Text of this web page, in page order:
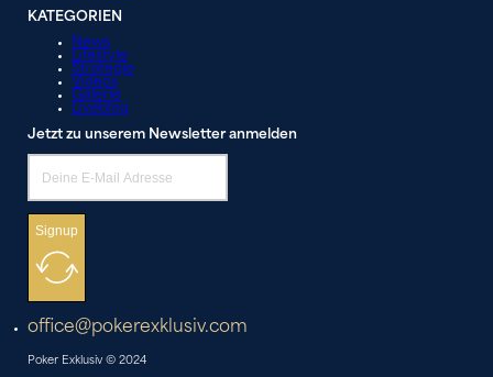
KATEGORIEN
News
Lifestyle
Strategie
Videos
Galerie
Liveblog
Jetzt zu unserem Newsletter anmelden
Signup
office@pokerexklusiv.com
Poker Exklusiv © 2024